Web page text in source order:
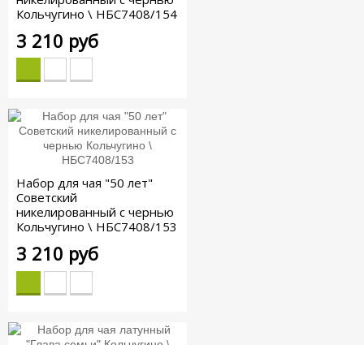
Кольчугино \ НБС7408/154
3 210 руб
Набор для чая "50 лет"
Советский
никелированный с чернью
Кольчугино \ НБС7408/153
3 210 руб